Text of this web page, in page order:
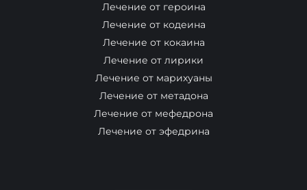
Лечение от героина
Лечение от кодеина
Лечение от кокаина
Лечение от лирики
Лечение от марихуаны
Лечение от метадона
Лечение от мефедрона
Лечение от эфедрина